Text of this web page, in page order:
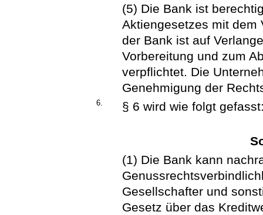
(5) Die Bank ist
Aktiengesetzes mit dem
der Bank ist auf
Vorbereitung und zum
verpflichtet. Die
Genehmigung der
6. § 6 wird wie folgt
(1) Die Bank kann
Gesellschafter und
Gesetz über das